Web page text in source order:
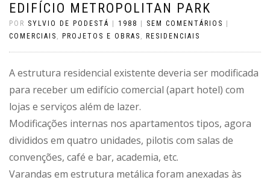
EDIFÍCIO METROPOLITAN PARK
POR SYLVIO DE PODESTÁ | 1988 | SEM COMENTÁRIOS |
COMERCIAIS
PROJETOS E OBRAS RESIDENCIAIS
A estrutura residencial existente deveria ser modificada
para receber um edifício comercial (apart hotel) com
lojas e serviços além de lazer.
Modificações internas nos apartamentos tipos, agora
divididos em quatro unidades, pilotis com salas de
convenções, café e bar, academia, etc.
Varandas em estrutura metálica foram anexadas às